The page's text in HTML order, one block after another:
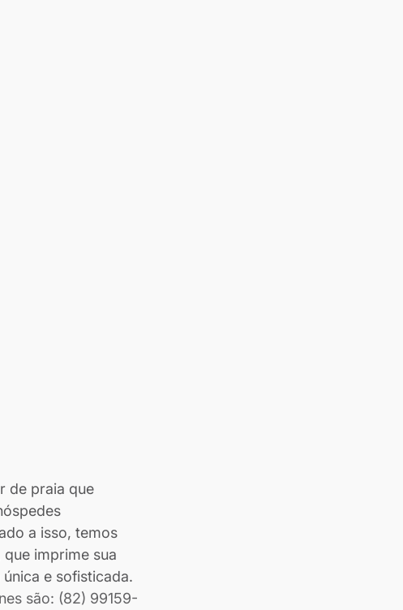
de praia que
a isso, temos
imprime sua
e sofisticada.
são: (82) 99159-